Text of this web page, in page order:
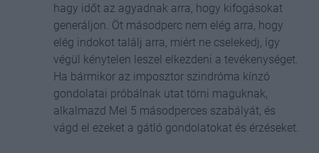
hagy időt az agyadnak arra, hogy kifogásokat
generáljon. Öt másodperc nem elég arra, hogy
elég indokot találj arra, miért ne cselekedj, így
végül kénytelen leszel elkezdeni a tevékenységet.
Ha bármikor az imposztor szindróma kínzó
gondolatai próbálnak utat törni maguknak,
alkalmazd Mel 5 másodperces szabályát, és
vágd el ezeket a gátló gondolatokat és érzéseket.